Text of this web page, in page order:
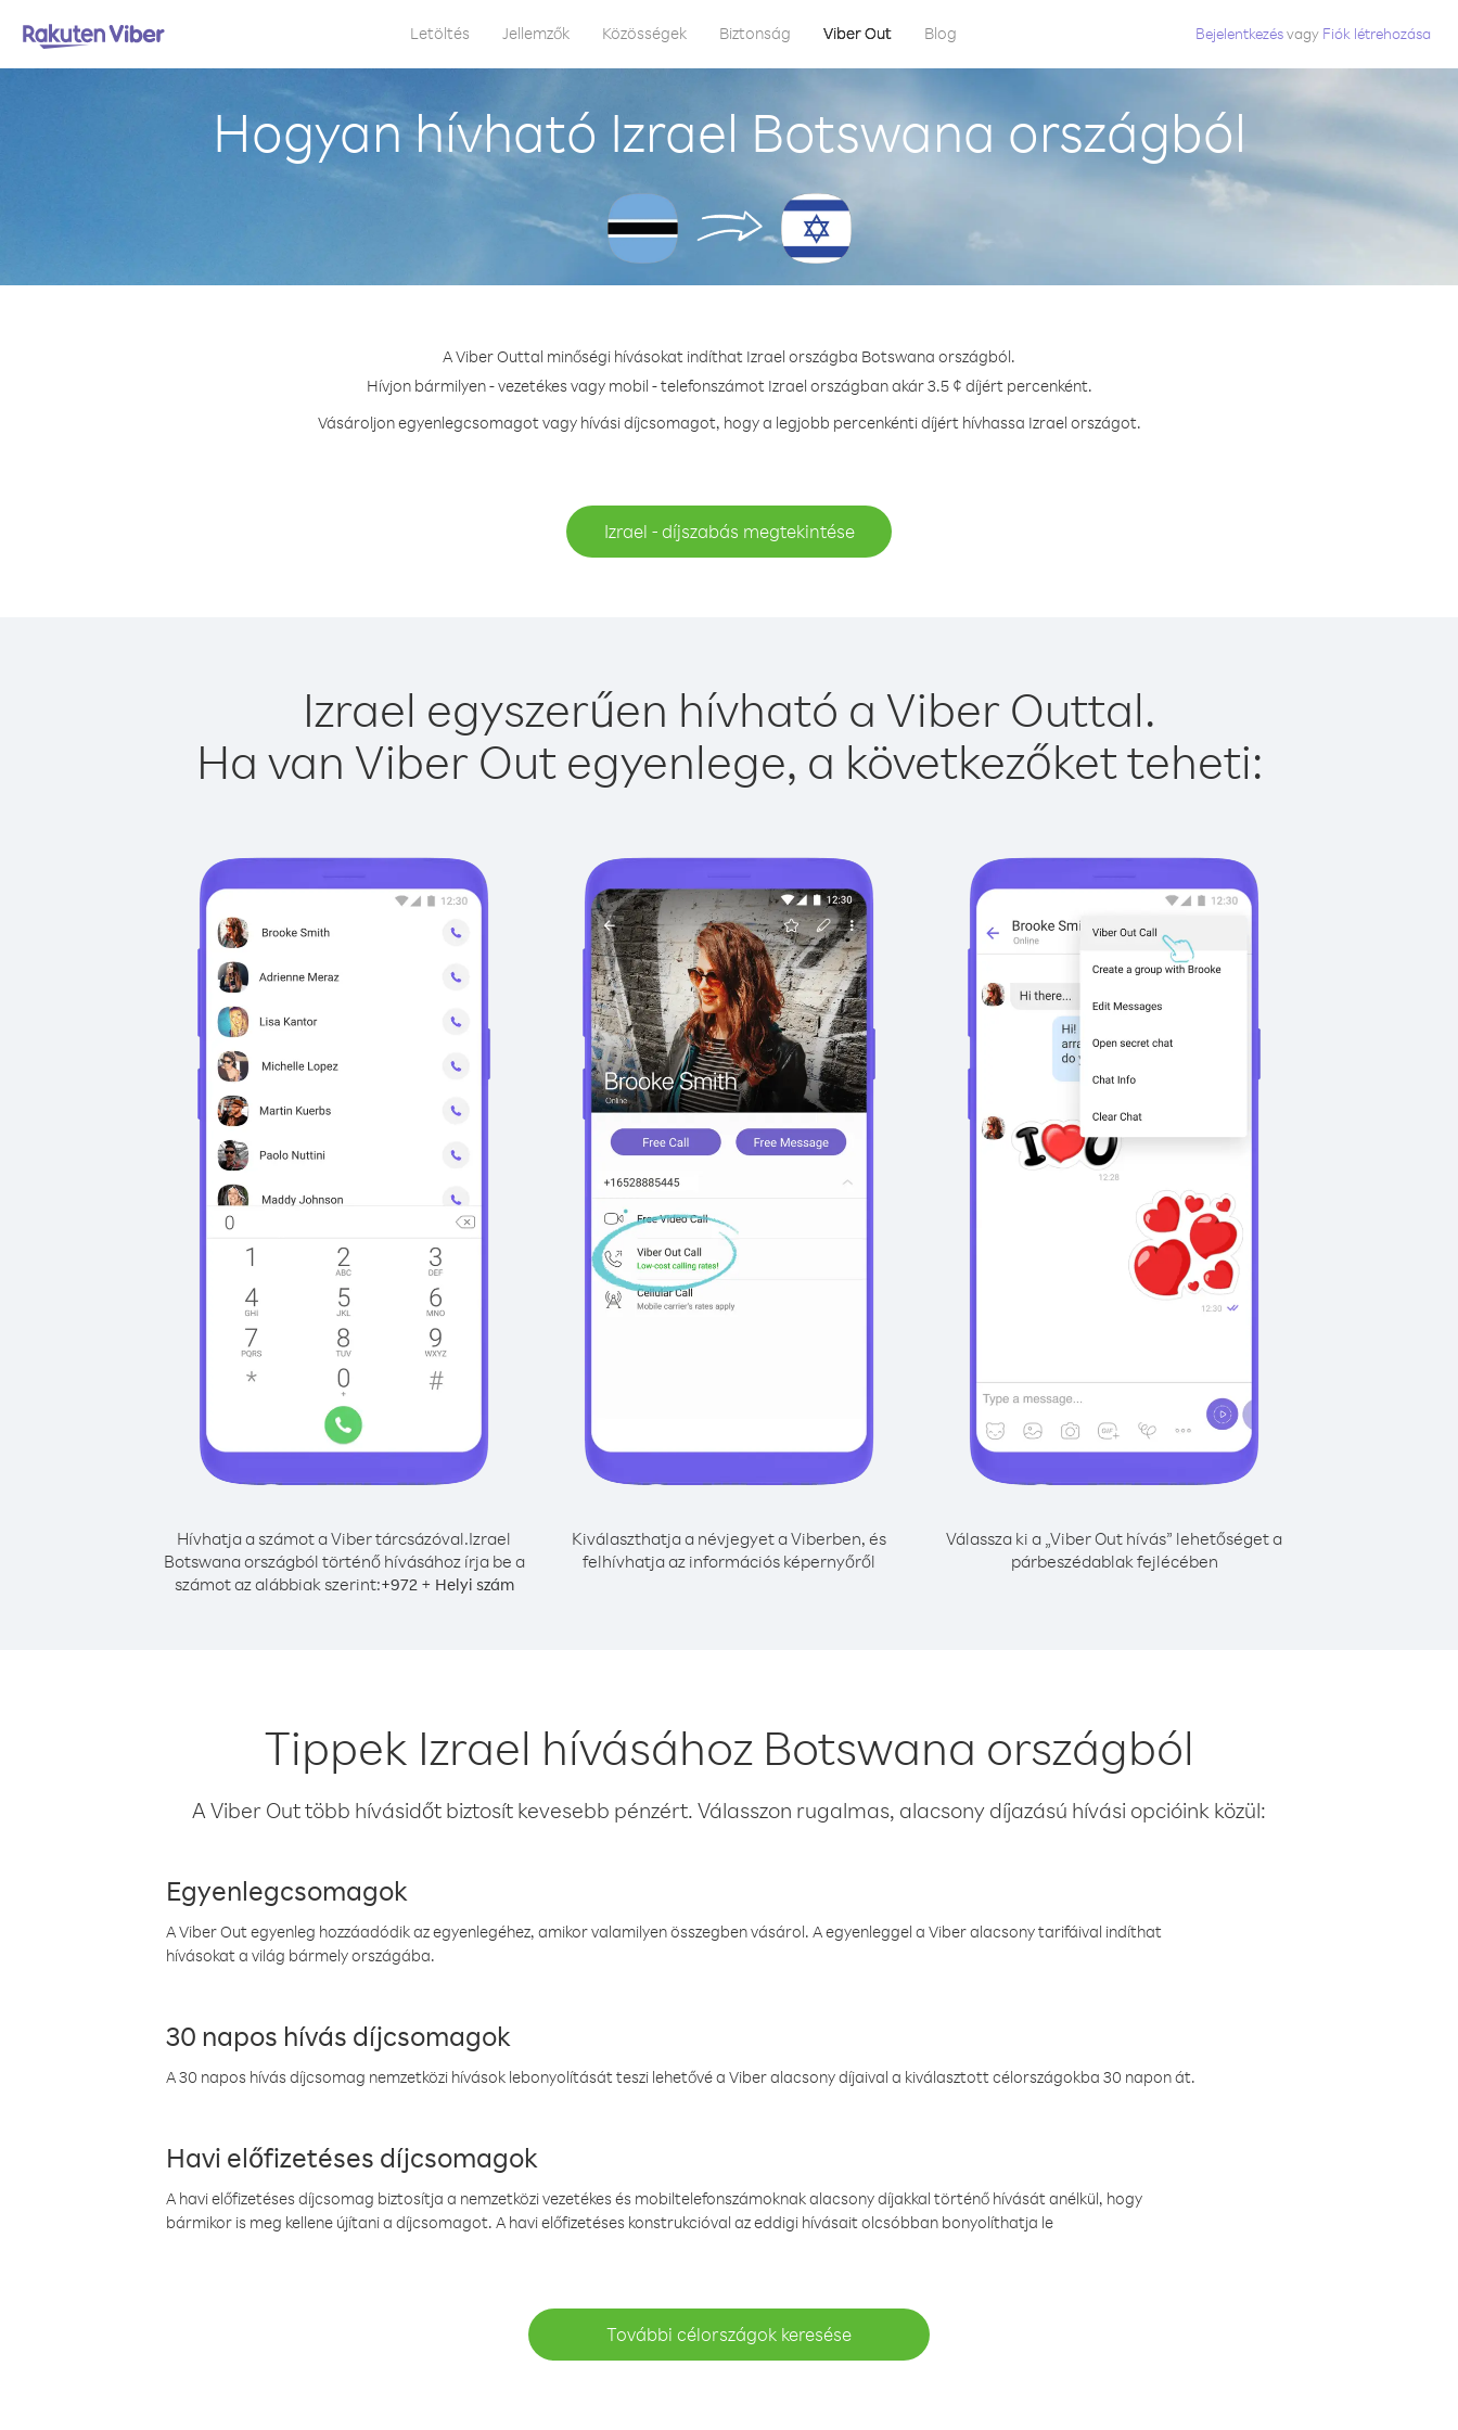
Letöltés Jellemzők Közösségek Biztonság Viber Out Blog Bejelentkezésvagy Fiók létrehozása
Hogyan hívható Izrael Botswana országból
A Viber Outtal minőségi hívásokat indíthat Izrael országba Botswana országból.
Hívjon bármilyen - vezetékes vagy mobil - telefonszámot Izrael országban akár 3.5 ¢ díjért percenként.
Vásároljon egyenlegcsomagot vagy hívási díjcsomagot, hogy a legjobb percenkénti díjért hívhassa Izrael országot.
Izrael - díjszabás megtekintése
Izrael egyszerűen hívható a Viber Outtal.
Ha van Viber Out egyenlege, a következőket teheti:
Hívhatja a számot a Viber tárcsázóval.Izrael
Botswana országból történő hívásához írja be a
számot az alábbiak szerint:+972+ Helyi szám
Kiválaszthatja a névjegyet a Viberben, és
felhívhatja az információs képernyőről
Válassza ki a „Viber Out hívás” lehetőséget a
párbeszédablak fejlécében
Tippek Izrael hívásához Botswana országból
A Viber Out több hívásidőt biztosít kevesebb pénzért. Válasszon rugalmas, alacsony díjazású hívási opcióink közül:
Egyenlegcsomagok
A Viber Out egyenleg hozzáadódik az egyenlegéhez, amikor valamilyen összegben vásárol. A egyenleggel a Viber alacsony tarifáival indíthat
hívásokat a világ bármely országába.
30 napos hívás díjcsomagok
A 30 napos hívás díjcsomag nemzetközi hívások lebonyolítását teszi lehetővé a Viber alacsony díjaival a kiválasztott célországokba 30 napon át.
Havi előfizetéses díjcsomagok
A havi előfizetéses díjcsomag biztosítja a nemzetközi vezetékes és mobiltelefonszámoknak alacsony díjakkal történő hívását anélkül, hogy
bármikor is meg kellene újítani a díjcsomagot. A havi előfizetéses konstrukcióval az eddigi hívásait olcsóbban bonyolíthatja le
További célországok keresése